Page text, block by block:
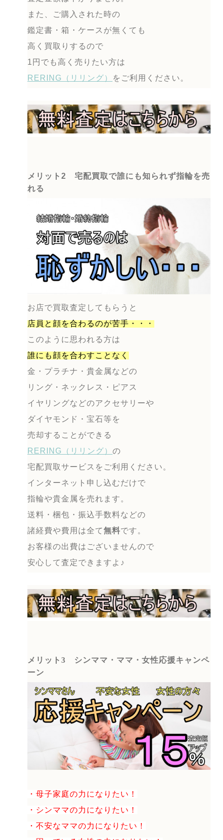
また、ご購入された時の
鑑定書・箱・ケースが無くても
高く買取りするので
1円でも高く売りたい方は
RERING（リリング）
をご利用ください。
メリット2 宅配買取で誰にも知られず指輪を売
れる
お店で買取査定してもらうと
店員と顔を合わるのが苦手・・・
このように思われる方は
誰にも顔を合わすことなく
金・プラチナ・貴金属などの
リング・ネックレス・ピアス
イヤリングなどのアクセサリーや
ダイヤモンド・宝石等を
売却することができる
RERING（リリング） の
宅配買取サービスをご利用ください。
インターネット申し込むだけで
指輪や貴金属を売れます。
送料・梱包・振込手数料などの
諸経費や費用は全て無料です。
お客様の出費はございませんので
安心して査定できますよ♪
メリット3
シンママ・ママ・女性応援キャンペ
ーン
・母子家庭の力になりたい！
・シンママの力になりたい！
・不安なママの力になりたい！